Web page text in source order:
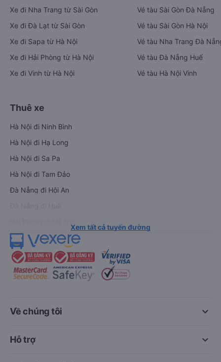
Xe đi Nha Trang từ Sài Gòn
Xe đi Đà Lạt từ Sài Gòn
Xe đi Sapa từ Hà Nội
Xe đi Hải Phòng từ Hà Nội
Xe đi Vinh từ Hà Nội
Vé tàu Sài Gòn Đà Nẵng
Vé tàu Sài Gòn Hà Nội
Vé tàu Nha Trang Đà
Vé tàu Đà Nẵng Huế
Vé tàu Hà Nội Vinh
Thuê xe
Hà Nội đi Ninh Bình
Hà Nội đi Hạ Long
Hà Nội đi Sa Pa
Hà Nội đi Tam Đảo
Đà Nẵng đi Hội An
Xem tất cả tuyến đường
keyboard_arrow_down
Về chúng tôi
keyboard_arrow_down
Hỗ trợ